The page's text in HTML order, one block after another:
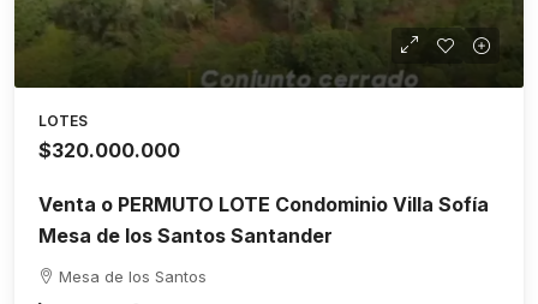
LOTES
$320.000.000
Venta o PERMUTO LOTE Condominio Villa Sofía
Mesa de los Santos Santander
Mesa de los Santos